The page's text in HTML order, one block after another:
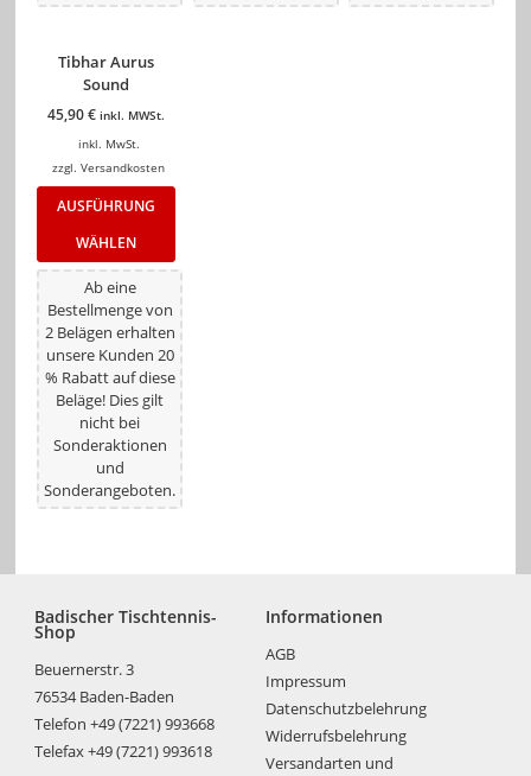
Tibhar Aurus
Sound
45,90€ inkl. MWSt.
inkl. MwSt.
zzgl.Versandkosten
AUSFÜHRUNG
WÄHLEN
Ab eine
Bestellmenge von
2 Belägen erhalten
unsere Kunden 20
% Rabatt auf diese
Beläge! Dies gilt
nicht bei
Sonderaktionen
und
Sonderangeboten.
Badischer Tischtennis-
Shop
Beuernerstr. 3
76534 Baden-Baden
Telefon +49 (7221) 993668
Telefax +49 (7221) 993618
Informationen
AGB
Impressum
Datenschutzbelehrung
Widerrufsbelehrung
Versandarten und